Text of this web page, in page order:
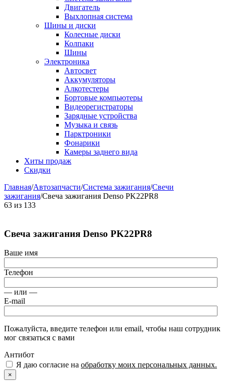
Двигатель
Выхлопная система
Шины и диски
Колесные диски
Колпаки
Шины
Электроника
Автосвет
Аккумуляторы
Алкотестеры
Бортовые компьютеры
Видеорегистраторы
Зарядные устройства
Музыка и связь
Парктроники
Фонарики
Камеры заднего вида
Хиты продаж
Скидки
Главная/Автозапчасти/Система зажигания/Свечи
зажигания/Свеча зажигания Denso PK22PR8
63 из 133
Свеча зажигания Denso PK22PR8
Ваше имя
Телефон
— или —
E-mail
Пожалуйста, введите телефон или email, чтобы наш сотрудник
мог связаться с вами
Антибот
Я даю согласие на обработку моих персональных данных.
×